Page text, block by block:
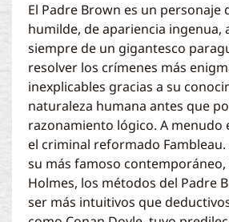
El Padre Brown es un personaje
humilde, de apariencia ingenua,
siempre de un gigantesco
resolver los crímenes más
inexplicables gracias a su
naturaleza humana antes que
razonamiento lógico. A menudo
el criminal reformado
su más famoso contemporáneo,
Holmes, los métodos del Padre
ser más intuitivos que